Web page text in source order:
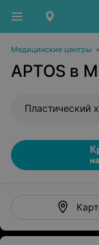
Медицинские центры •
APTOS в
Пластический